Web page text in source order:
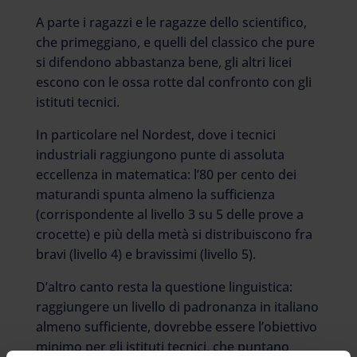
A parte i ragazzi e le ragazze dello scientifico,
che primeggiano, e quelli del classico che pure
si difendono abbastanza bene, gli altri licei
escono con le ossa rotte dal confronto con gli
istituti tecnici.
In particolare nel Nordest, dove i tecnici
industriali raggiungono punte di assoluta
eccellenza in matematica: l’80 per cento dei
maturandi spunta almeno la sufficienza
(corrispondente al livello 3 su 5 delle prove a
crocette) e più della metà si distribuiscono fra
bravi (livello 4) e bravissimi (livello 5).
D’altro canto resta la questione linguistica:
raggiungere un livello di padronanza in italiano
almeno sufficiente, dovrebbe essere l’obiettivo
minimo per gli istituti tecnici, che puntano